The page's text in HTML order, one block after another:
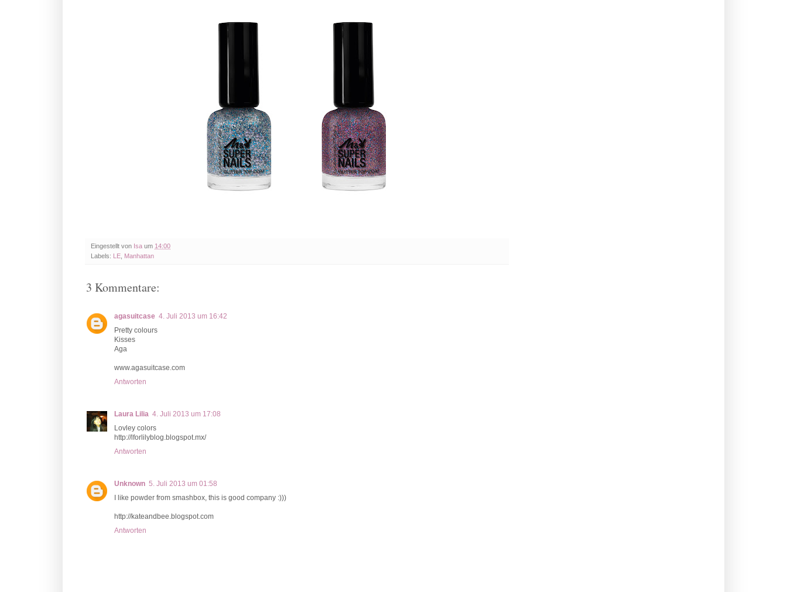
Eingestellt von Isa um 14:00
Labels: LE Manhattan
3 Kommentare:
agasuitcase 4. Juli 2013 um 16:42
Pretty colours
Kisses
Aga
www.agasuitcase.com
Antworten
Laura Lilia 4. Juli 2013 um 17:08
Lovley colors
http://lforlilyblog.blogspot.mx/
Antworten
Unknown 5. Juli 2013 um 01:58
I like powder from smashbox, this is good company :)))
http://kateandbee.blogspot.com
Antworten